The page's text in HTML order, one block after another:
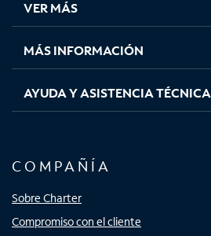
pestaña
nueva
pestaña
nueva
pestaña
nuevanueva
VER MÁS
MÁS INFORMACIÓN
AYUDA Y ASISTENCIA TÉCNICA
COMPAÑÍA
Sobre Charter
Compromiso con el cliente